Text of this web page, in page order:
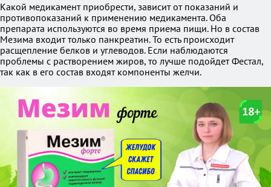
Какой медикамент приобрести, зависит от показаний и
противопоказаний к применению медикамента. Оба
препарата используются во время приема пищи. Но в состав
Мезима входит только панкреатин. То есть происходит
расщепление белков и углеводов. Если наблюдаются
проблемы с растворением жиров, то лучше подойдет Фестал,
так как в его состав входят компоненты желчи.